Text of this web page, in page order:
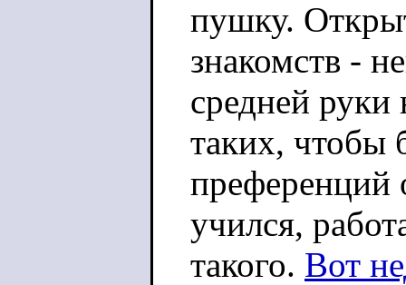
пушку.
знакомств -
средней руки
таких, чтобы
учился,
такого. Вот